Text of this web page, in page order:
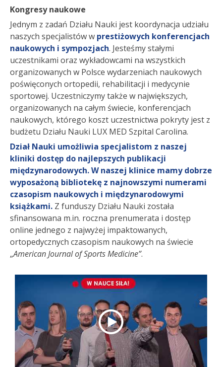
Kongresy naukowe
Jednym z zadań Działu Nauki jest koordynacja udziału
naszych specjalistów w prestiżowych konferencjach
naukowych i sympozjach. Jesteśmy stałymi
uczestnikami oraz wykładowcami na wszystkich
organizowanych w Polsce wydarzeniach naukowych
poświęconych ortopedii, rehabilitacji i medycynie
sportowej. Uczestniczymy także w największych,
organizowanych na całym świecie, konferencjach
naukowych, którego koszt uczestnictwa pokryty jest z
budżetu Działu Nauki LUX MED Szpital Carolina.
Dział Nauki umożliwia specjalistom z naszej
kliniki dostęp do najlepszych publikacji
międzynarodowych. W naszej klinice mamy dobrze
wyposażoną bibliotekę z najnowszymi numerami
czasopism naukowych i międzynarodowymi
książkami. Z funduszy Działu Nauki została
sfinansowana m.in. roczna prenumerata i dostęp
online jednego z najwyżej impaktowanych,
ortopedycznych czasopism naukowych na świecie
„American Journal of Sports Medicine”.